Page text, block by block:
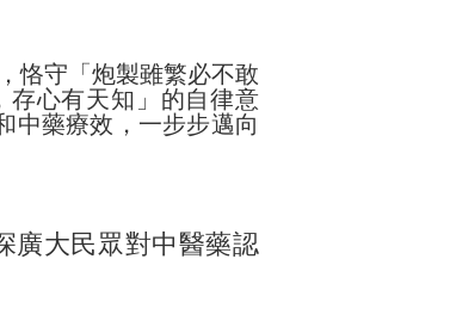
恪守「炮製雖繁必不敢
存心有天知」的自律意
中藥療效，一步步邁向
廣大民眾對中醫藥認